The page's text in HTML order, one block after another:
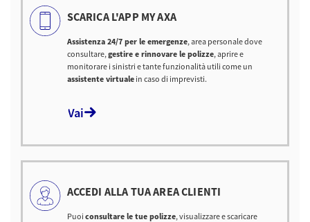
SCARICA L'APP MY AXA
Assistenza 24/7 per le emergenze, area personale dove
consultare, gestire e rinnovare le polizze, aprire e
monitorare i sinistri e tante funzionalità utili come un
assistente virtualein caso di imprevisti.
Vai
ACCEDI ALLA TUA AREA CLIENTI
Puoi consultare le tue polizze, visualizzare e scaricare